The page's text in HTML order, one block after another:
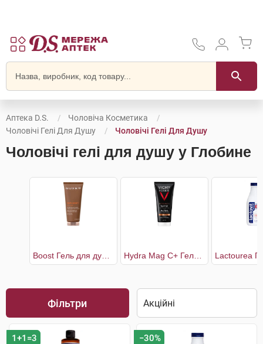
Аптека D.S.
Чоловіча Косметика
Чоловічі Гелі Для Душу
Чоловічі Гелі Для Душу
Чоловічі гелі для душу у Глобине
Фільтри
1+1=3 −30%